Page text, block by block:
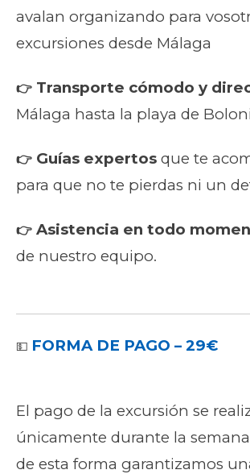
avalan organizando para
excursiones desde Málaga
👉 Transporte cómodo y
Málaga hasta la playa de
👉 Guías expertos que te
para que no te pierdas ni un
👉 Asistencia en todo
de nuestro equipo.
💵 FORMA DE PAGO – 29€
El pago de la excursión se
únicamente durante la
de esta forma garantizamos